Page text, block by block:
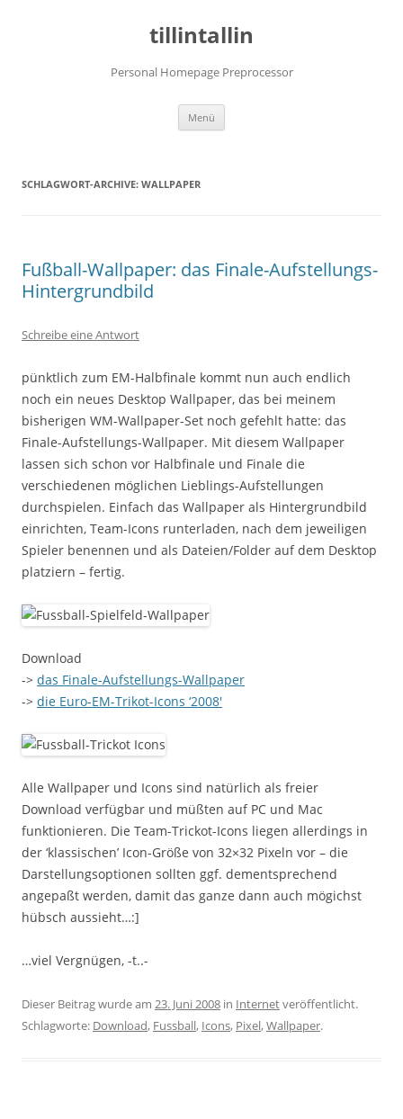
tillintallin
Personal Homepage Preprocessor
Menü
SCHLAGWORT-ARCHIVE: WALLPAPER
Fußball-Wallpaper: das Finale-Aufstellungs-
Hintergrundbild
Schreibe eine Antwort
pünktlich zum EM-Halbfinale kommt nun auch endlich
noch ein neues Desktop Wallpaper, das bei meinem
bisherigen WM-Wallpaper-Set noch gefehlt hatte: das
Finale-Aufstellungs-Wallpaper. Mit diesem Wallpaper
lassen sich schon vor Halbfinale und Finale die
verschiedenen möglichen Lieblings-Aufstellungen
durchspielen. Einfach das Wallpaper als Hintergrundbild
einrichten, Team-Icons runterladen, nach dem jeweiligen
Spieler benennen und als Dateien/Folder auf dem Desktop
platziern – fertig.
Download
-> das Finale-Aufstellungs-Wallpaper
-> die Euro-EM-Trikot-Icons ‘2008′
Alle Wallpaper und Icons sind natürlich als freier
Download verfügbar und müßten auf PC und Mac
funktionieren. Die Team-Trickot-Icons liegen allerdings in
der ‘klassischen’ Icon-Größe von 32×32 Pixeln vor – die
Darstellungsoptionen sollten ggf. dementsprechend
angepaßt werden, damit das ganze dann auch mögichst
hübsch aussieht…:]
…viel Vergnügen, -t..-
Dieser Beitrag wurde am 23. Juni 2008 in Internetveröffentlicht.
Schlagworte: Download, Fussball, Icons, Pixel,Wallpaper.